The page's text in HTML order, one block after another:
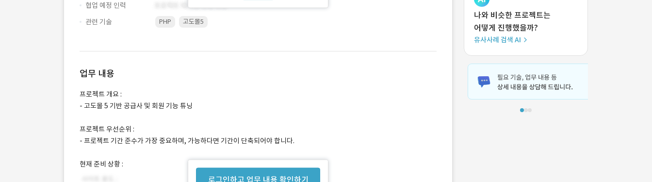
협업 예정 인력
관련 기술
PHP 고도몰5
업무 내용
로그인하고 업무 내용 확인하기
프로젝트 개요 :
- 고도몰 5 기반 공급사 및 회원 기능 튜닝
프로젝트 우선순위 :
- 프로젝트 기간 준수가 가장 중요하며, 가능하다면 기간이 단축되어야 합니다.
현재 준비 상황 :
나와 비슷한 프로젝트는
어떻게 진행했을까?
유사사례 검색 AI